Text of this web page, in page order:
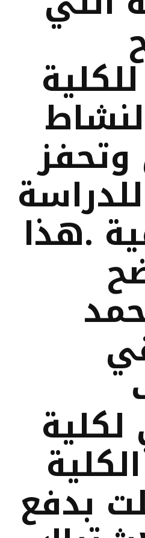
.هذا
لكلية
بدفع